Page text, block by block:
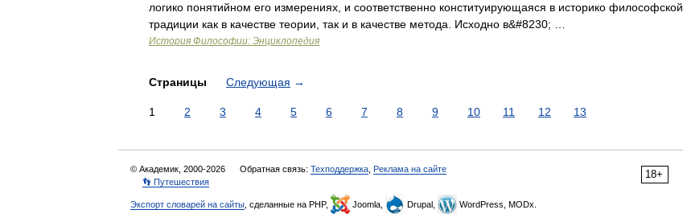
логико понятийном его измерениях, и соответственно конституирующаяся в историко философской
традиции как в качестве теории, так и в качестве метода. Исходно в&#8230; …
История Философии: Энциклопедия
Страницы Следующая →
1 2 3 4 5 6 7 8 9 10 11 12 13
18+
© Академик, 2000-2026 Обратная связь: Техподдержка Реклама на сайте
👣 Путешествия
Экспорт словарей на сайты , сделанные на PHP, Joomla, Drupal, WordPress, MODx.